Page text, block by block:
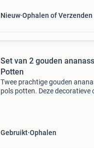
Nieuw Ophalen of Verzenden
Set van 2 gouden
Potten
Twee prachtige gouden
pols potten. Deze decoratieve
Gebruikt Ophalen